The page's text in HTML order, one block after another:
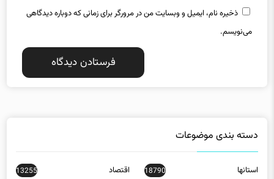
ذخیره نام، ایمیل و وبسایت من در مرورگر برای زمانی که دوباره دیدگاهی
می‌نویسم.
دسته بندی موضوعات
استانها 18790 اقتصاد 13255